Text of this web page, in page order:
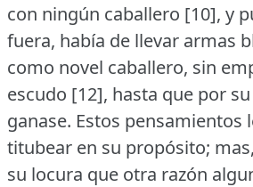
con ningún caballero [10], y
fuera, había de llevar armas
como novel caballero, sin
escudo [12], hasta que por
ganase. Estos pensamientos
titubear en su propósito;
su locura que otra razón